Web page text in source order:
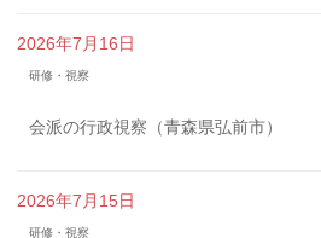
2026年7月16日
研修・視察
会派の行政視察（青森県弘前市）
2026年7月15日
研修・視察